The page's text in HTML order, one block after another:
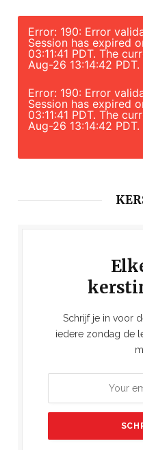
Error: 190: Error
Session has expired
03:11:41 PDT. The
Aug-26 13:14:42 PDT.
Error: 190: Error
Session has expired
03:11:41 PDT. The
Aug-26 13:14:42 PDT.
Schrijf je in voor
iedere zondag de